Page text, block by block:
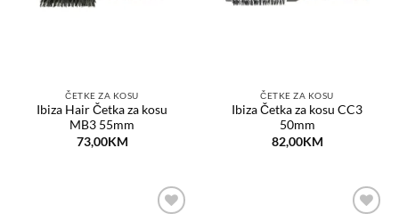
ČETKE ZA KOSU
Ibiza Hair Četka za kosu
MB3 55mm
73,00KM
ČETKE ZA KOSU
Ibiza Četka za kosu CC3
50mm
82,00KM